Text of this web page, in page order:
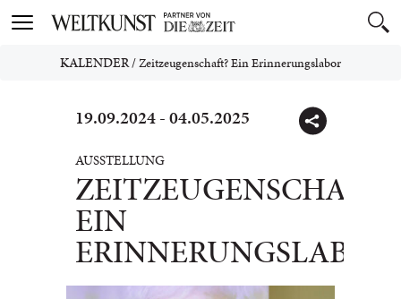
Toggle
KALENDER/Zeitzeugenschaft? Ein Erinnerungslabor
19.09.2024 - 04.05.2025
AUSSTELLUNG
ZEITZEUGENSCHAFT?
EIN
ERINNERUNGSLABOR